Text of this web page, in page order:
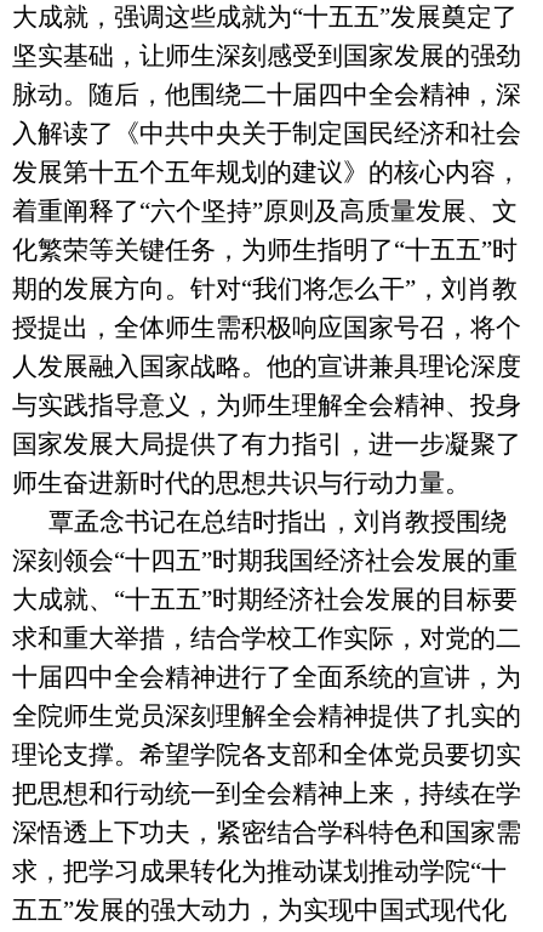
大成就，强调这些成就为“十五五”发展奠定了
坚实基础，让师生深刻感受到国家发展的强劲
脉动。随后，他围绕二十届四中全会精神，深
入解读了《中共中央关于制定国民经济和社会
发展第十五个五年规划的建议》的核心内容，
着重阐释了“六个坚持”原则及高质量发展、文
化繁荣等关键任务，为师生指明了“十五五”时
期的发展方向。针对“我们将怎么干”，刘肖教
授提出，全体师生需积极响应国家号召，将个
人发展融入国家战略。他的宣讲兼具理论深度
与实践指导意义，为师生理解全会精神、投身
国家发展大局提供了有力指引，进一步凝聚了
师生奋进新时代的思想共识与行动力量。
覃孟念书记在总结时指出，刘肖教授围绕
深刻领会“十四五”时期我国经济社会发展的重
大成就、“十五五”时期经济社会发展的目标要
求和重大举措，结合学校工作实际，对党的二
十届四中全会精神进行了全面系统的宣讲，为
全院师生党员深刻理解全会精神提供了扎实的
理论支撑。希望学院各支部和全体党员要切实
把思想和行动统一到全会精神上来，持续在学
深悟透上下功夫，紧密结合学科特色和国家需
求，把学习成果转化为推动谋划推动学院“十
五五”发展的强大动力，为实现中国式现代化